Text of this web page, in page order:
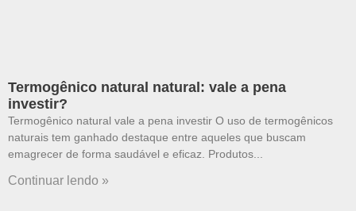
Termogênico natural natural: vale a pena
investir?
Termogênico natural vale a pena investir O uso de termogênicos
naturais tem ganhado destaque entre aqueles que buscam
emagrecer de forma saudável e eficaz. Produtos
Continuar lendo »